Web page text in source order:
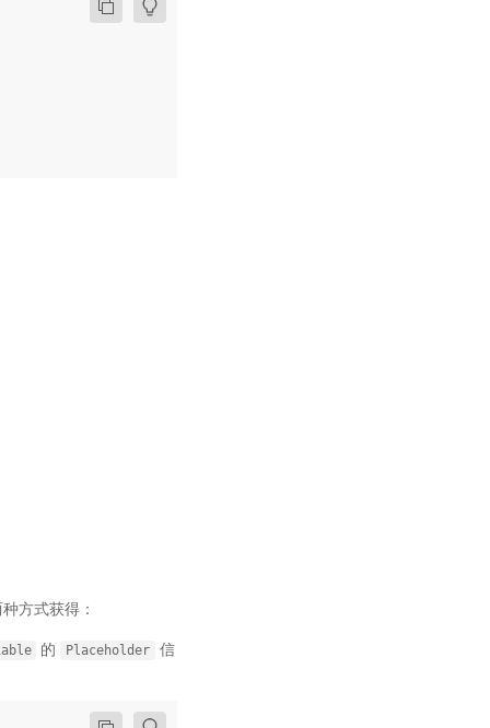
方式获得：
的 Placeholder 信